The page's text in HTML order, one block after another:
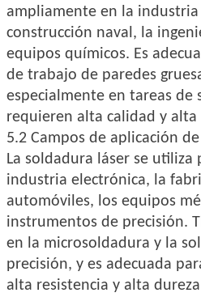
ampliamente en la industria
construcción naval, la
equipos químicos. Es
de trabajo de paredes
especialmente en tareas de
requieren alta calidad y
5.2 Campos de aplicación
La soldadura láser se
industria electrónica, la
automóviles, los equipos
instrumentos de precisión.
en la microsoldadura y la
precisión, y es adecuada
alta resistencia y alta